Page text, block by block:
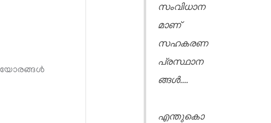
സംവിധാന
മാണ്
സഹകരണ
പ്രസ്ഥാന
ങ്ങൾ....
എന്തുകൊ